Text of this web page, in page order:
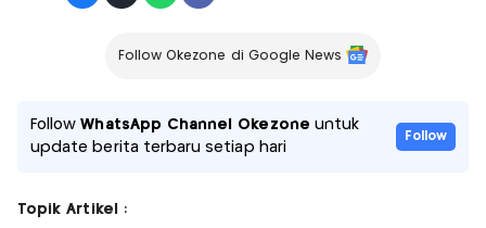
Follow Okezone di Google News
FollowWhatsApp Channel Okezone untuk
update berita terbaru setiap hari
Follow
Topik Artikel :